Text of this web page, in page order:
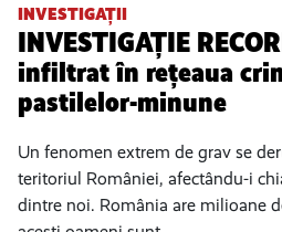
INVESTIGAȚII
INVESTIGAȚIE
infiltrat în rețeaua
pastilelor-minune
Un fenomen extrem de grav se
teritoriul României, afectându-i
dintre noi. România are milioane